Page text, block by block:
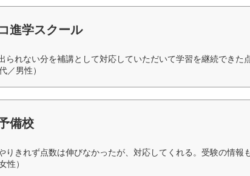
進学スクール
られない分を補講として対応していただいて学習を継続できた
／男性）
備校
りきれず点数は伸びなかったが、対応してくれる。受験の情報
性）